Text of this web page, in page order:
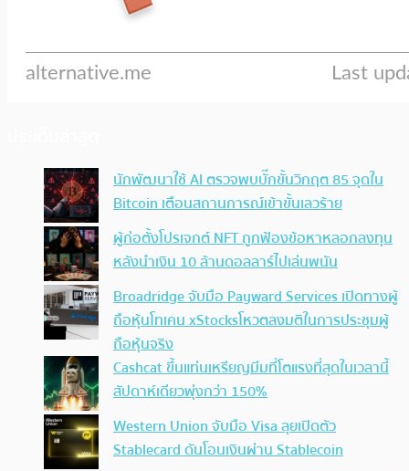
นักพัฒนาใช้ AI ตรวจพบบั๊กขั้นวิกฤต 85 จุดใน
Bitcoin เตือนสถานการณ์เข้าขั้นเลวร้าย
ผู้ก่อตั้งโปรเจกต์ NFT ถูกฟ้องข้อหาหลอกลงทุน
หลังนำเงิน 10 ล้านดอลลาร์ไปเล่นพนัน
Broadridge จับมือ Payward Services เปิดทางผู้
ถือหุ้นโทเคน xStocksโหวตลงมติในการประชุมผู้
ถือหุ้นจริง
Cashcat ขึ้นแท่นเหรียญมีมที่โตแรงที่สุดในเวลานี้
สัปดาห์เดียวพุ่งกว่า 150%
Western Union จับมือ Visa ลุยเปิดตัว
Stablecard ดันโอนเงินผ่าน Stablecoin